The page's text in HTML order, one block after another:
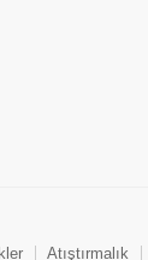
Atıştırmalık